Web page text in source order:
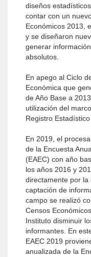
diseños
contar con un
Económicos 2013,
y se diseñaron
generar
absolutos.
En apego al Ciclo
Económica que
de Año Base a
utilización del
Registro
En 2019, el
de la Encuesta
(EAEC) con año
los años 2016 y
directamente por la
captación de
campo se realizó
Censos
Instituto disminuir
informantes. En
EAEC 2019
anualizada de la